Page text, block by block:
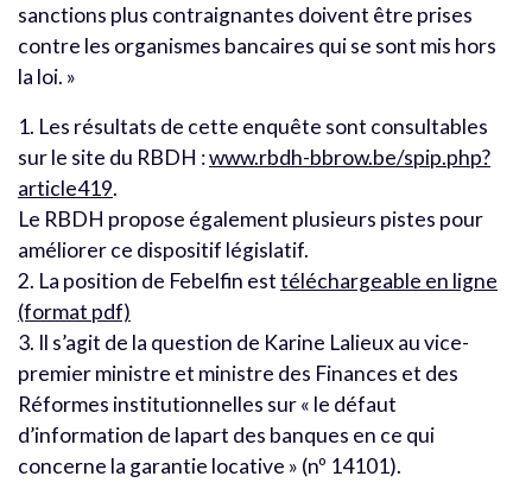
sanctions plus contraignantes doivent être prises
contre les organismes bancaires qui se sont mis hors
la loi. »
1. Les résultats de cette enquête sont consultables
sur le site du RBDH :www.rbdh-bbrow.be/spip.php?
article419.
Le RBDH propose également plusieurs pistes pour
améliorer ce dispositif législatif.
2. La position de Febelfin esttéléchargeable en ligne
(format pdf)
3. Il s’agit de la question de Karine Lalieux au vice-
premier ministre et ministre des Finances et des
Réformes institutionnelles sur « le défaut
d’information de lapart des banques en ce qui
concerne la garantie locative » (nº 14101).